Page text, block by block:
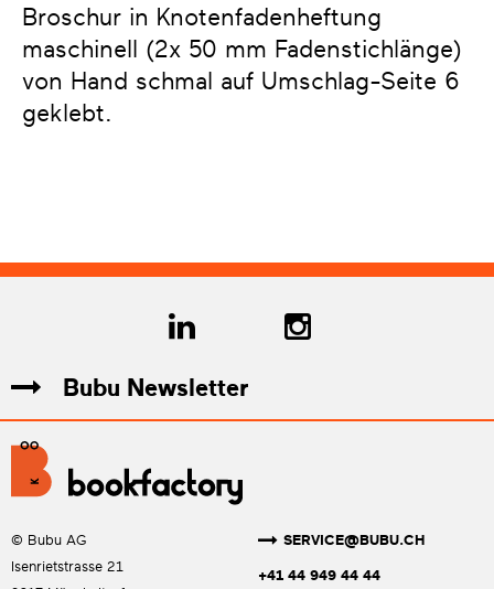
Broschur in Knotenfadenheftung
maschinell (2x 50 mm Fadenstichlänge)
von Hand schmal auf Umschlag-Seite 6
geklebt.
Bubu Newsletter
© Bubu AG
Isenrietstrasse 21
SERVICE@BUBU.CH
+41 44 949 44 44